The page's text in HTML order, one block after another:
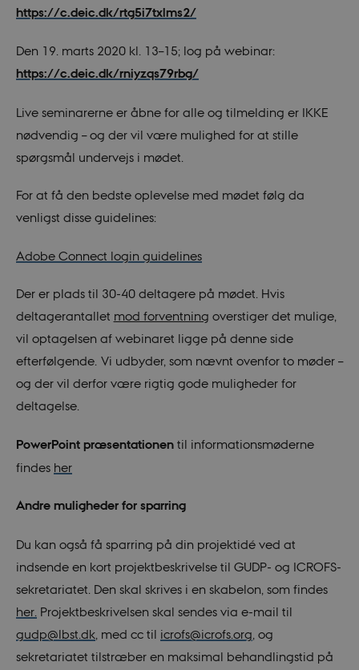
https://c.deic.dk/rtg5i7txlms2/
Den 19. marts 2020 kl. 13–15; log på webinar:
https://c.deic.dk/rniyzqs79rbg/
Live seminarerne er åbne for alle og tilmelding er IKKE
nødvendig – og der vil være mulighed for at stille
spørgsmål undervejs i mødet.
For at få den bedste oplevelse med mødet følg da
venligst disse guidelines:
Adobe Connect login guidelines
Der er plads til 30-40 deltagere på mødet. Hvis
deltagerantallet mod forventning overstiger det mulige,
vil optagelsen af webinaret ligge på denne side
efterfølgende. Vi udbyder, som nævnt ovenfor to møder –
og der vil derfor være rigtig gode muligheder for
deltagelse.
PowerPoint præsentationentil informationsmøderne
findes her
Andre muligheder for sparring
Du kan også få sparring på din projektidé ved at
indsende en kort projektbeskrivelse til GUDP- og ICROFS-
sekretariatet. Den skal skrives i en skabelon, som findes
her. Projektbeskrivelsen skal sendes via e-mail til
gudp@lbst.dk, med cc til icrofs@icrofs.org , og
sekretariatet tilstræber en maksimal behandlingstid på